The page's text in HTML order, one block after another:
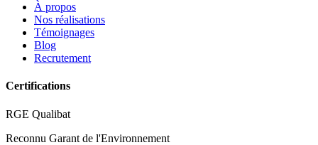
À propos
Nos réalisations
Témoignages
Blog
Recrutement
Certifications
RGE Qualibat
Reconnu Garant de l'Environnement